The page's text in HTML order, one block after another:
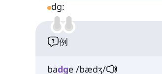
dg:
例
badge /bædʒ/